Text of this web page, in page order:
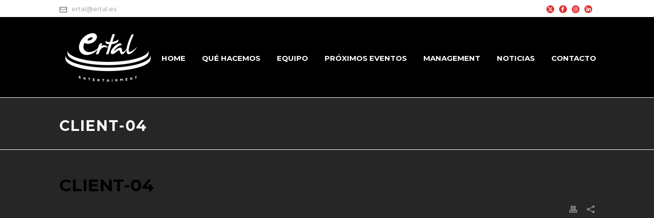
ertal@ertal.es
HOME QUÉ HACEMOS EQUIPO PRÓXIMOS EVENTOS MANAGEMENT NOTICIAS CONTACTO
CLIENT-04
CLIENT-04